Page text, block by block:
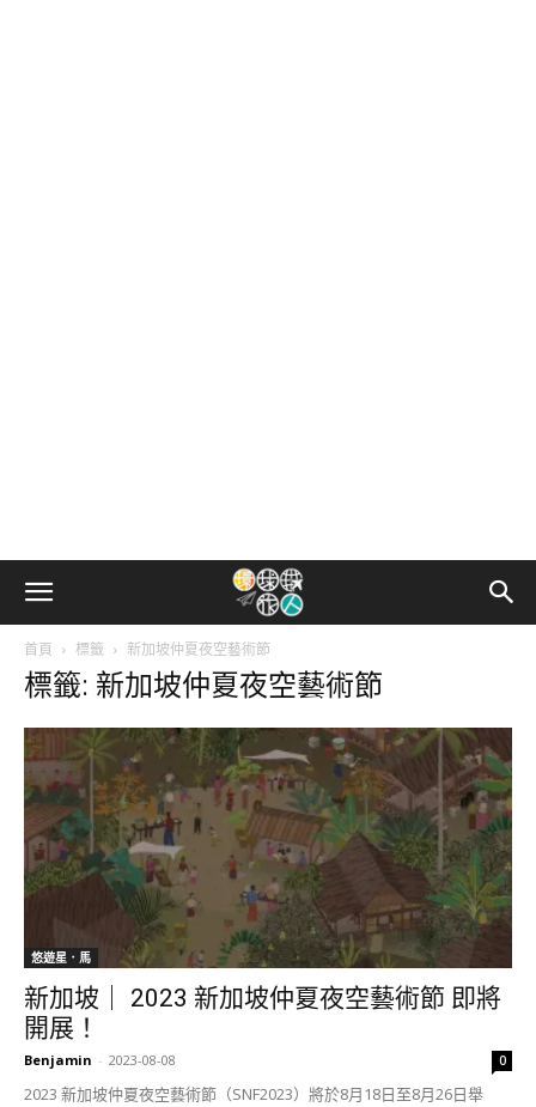
首頁 標籤 新加坡仲夏夜空藝術節
標籤: 新加坡仲夏夜空藝術節
悠遊星．馬
新加坡｜ 2023 新加坡仲夏夜空藝術節 即將
開展！
Benjamin - 2023-08-08 0
2023 新加坡仲夏夜空藝術節（SNF2023）將於8月18日至8月26日舉